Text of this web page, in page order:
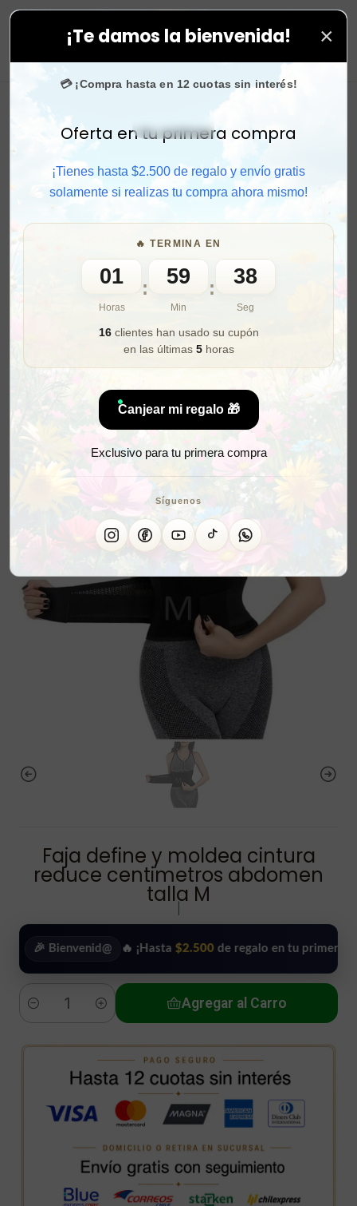
¡Te damos la bienvenida! ×
💳 ¡Compra hasta en 12 cuotas sin interés!
Activar sonido
Oferta en tu primera compra
¡Tienes hasta $2.500 de regalo y envío gratis
solamente si realizas tu compra ahora mismo!
🔥 TERMINA EN
01
Horas
: 59
Min
: 36
Seg
16clientes han usado su cupón
en las últimas 5horas
Canjear mi regalo 🎁
Exclusivo para tu primera compra
Síguenos
tus compras. ⚡ Compra rápido y aprovecha. 💙
Faja define y moldea cintura
reduce centimetros abdomen
talla M
Bienvenid@ 🔥 ¡Hasta$2.500de regalo en tu primera compra!
Cantidad
Agregar al Carro